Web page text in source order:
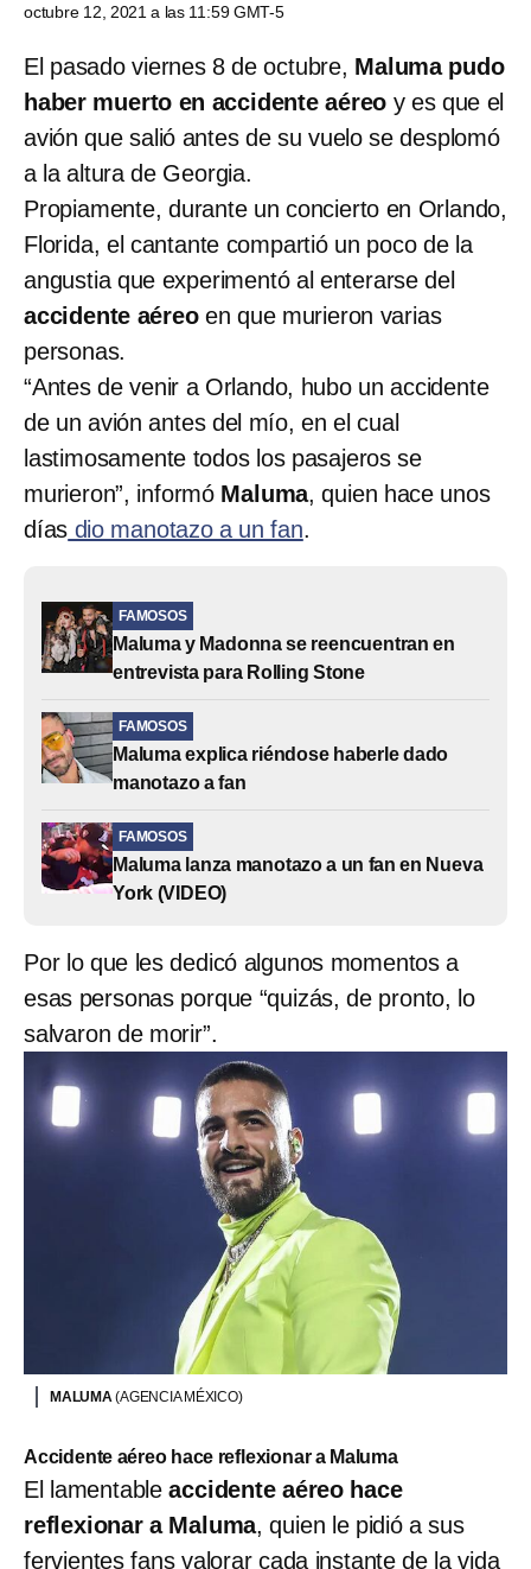
octubre 12, 2021 a las 11:59 GMT-5
El pasado viernes 8 de octubre, Maluma pudo
haber muerto en accidente aéreo y es que el
avión que salió antes de su vuelo se desplomó
a la altura de Georgia.
Propiamente, durante un concierto en Orlando,
Florida, el cantante compartió un poco de la
angustia que experimentó al enterarse del
accidente aéreoen que murieron varias
personas.
“Antes de venir a Orlando, hubo un accidente
de un avión antes del mío, en el cual
lastimosamente todos los pasajeros se
murieron”, informó Maluma, quien hace unos
días dio manotazo a un fan.
FAMOSOS
Maluma y Madonna se reencuentran en
entrevista para Rolling Stone
FAMOSOS
Maluma explica riéndose haberle dado
manotazo a fan
FAMOSOS
Maluma lanza manotazo a un fan en Nueva
York (VIDEO)
Por lo que les dedicó algunos momentos a
esas personas porque “quizás, de pronto, lo
salvaron de morir”.
MALUMA(AGENCIA MÉXICO)
Accidente aéreo hace reflexionar a Maluma
El lamentableaccidente aéreo hace
reflexionar a Maluma, quien le pidió a sus
fervientes fans valorar cada instante de la vida